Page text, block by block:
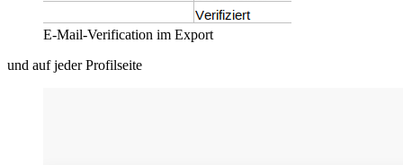
E-Mail-Verification im Export
und auf jeder Profilseite